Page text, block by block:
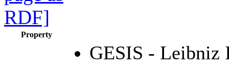
Property
GESIS - Leibniz